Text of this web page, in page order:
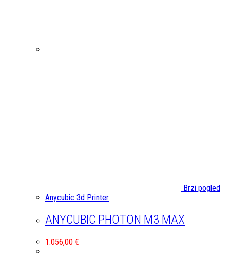
Brzi pogled
Anycubic 3d Printer
ANYCUBIC PHOTON M3 MAX
1.056,00 €